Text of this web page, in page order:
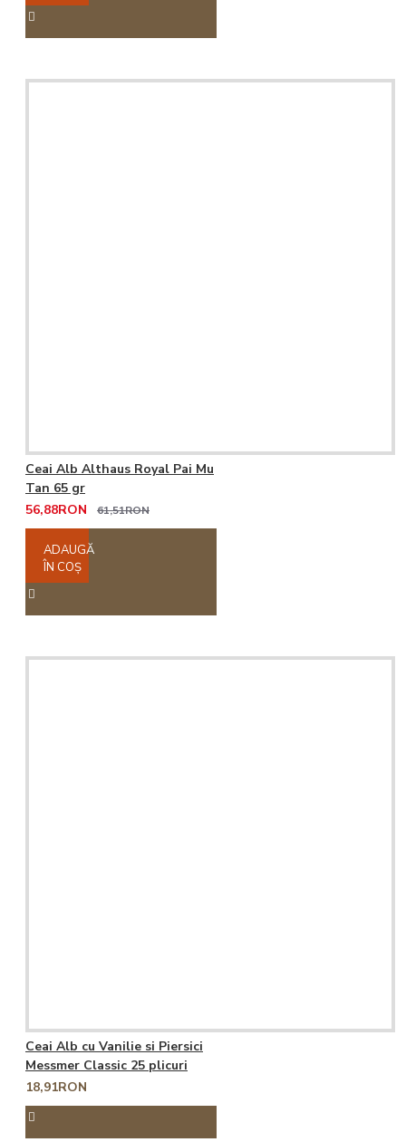
Ceai Alb Althaus Royal Pai Mu
Tan 65 gr
56,88RON
61,51RON
ADAUGĂ
ÎN COŞ
Ceai Alb cu Vanilie si Piersici
Messmer Classic 25 plicuri
18,91RON